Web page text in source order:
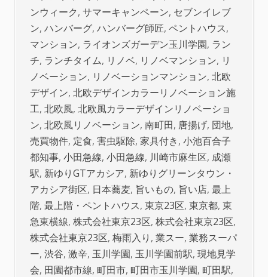
ンウィーク, サマーキャンペーン, セブンイレブ
ン, ハンバーグ, ハンバーグ師匠, ペントハウス,
マンション, ライオンズガーデン玉川学園, ラン
チ, ランチタイム, リノベ, リノベマンション, リ
ノベーション, リノベーションマンション, 北欧
デザイン, 北欧デザインカラーリノベーション施
工, 北欧風, 北欧風カラーデザインリノベーショ
ン, 北欧風リノベーション, 南町田, 唐揚げ, 団地,
売買物件, 定食, 害虫駆除, 家具付き, 小池百合子
都知事, 小田急線, 小田急線, 川崎市麻生区, 成瀬
駅, 新ゆりGTアカシア, 新ゆりグリーンタウン・
アカシア街区, 日本蕎麦, 旨いもの, 旨い店, 最上
階, 最上階・ペントハウス, 東京23区, 東京都, 東
急東横線, 株式会社東京23区, 株式会社東京23区,
株式会社東京23区, 梅雨入り , 業スー, 業務スーパ
ー, 渋谷, 激辛, 玉川学園, 玉川学園前駅, 現地見学
会, 田園都市線, 町田市, 町田市玉川学園, 町田駅,